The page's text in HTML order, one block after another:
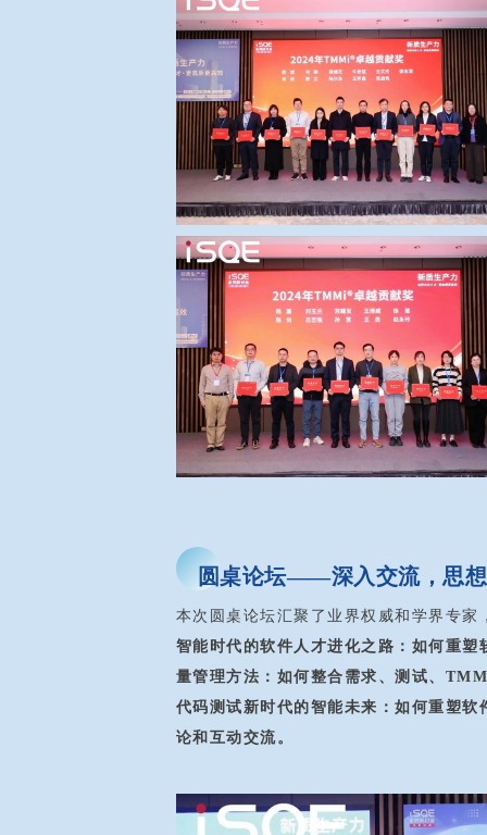
圆桌论坛——深入交流，思
本次圆桌论坛汇聚了业界权威和学界专
智能时代的软件人才进化之路：如何重
量管理方法：如何整合需求、测试、
代码测试新时代的智能未来：如何重塑
论和互动交流。